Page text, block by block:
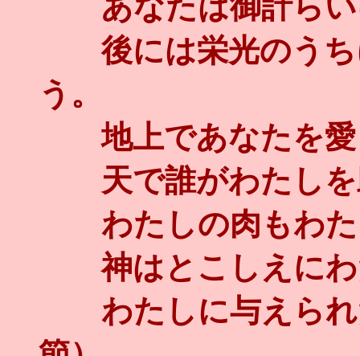
後には栄光のうち
う。
地上であなたを愛
天で誰がわたしを
わたしの肉もわた
神はとこしえにわ
わたしに与えら